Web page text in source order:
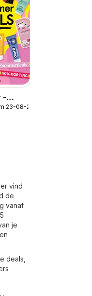
-
23-08-2026
vind
de
vanaf
je
deals,